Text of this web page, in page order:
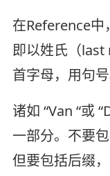
在Reference中
即以姓氏（last
首字母，用句号
诸如 “Van “或
一部分。不要
但要包括后缀，